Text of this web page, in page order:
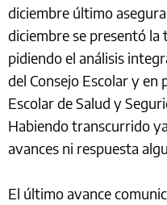
diciembre último
diciembre se presentó la
pidiendo el análisis
del Consejo Escolar y en
Escolar de Salud y
Habiendo transcurrido
avances ni respuesta
El último avance